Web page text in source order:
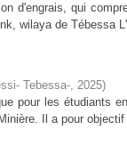
d'engrais, qui
wilaya de Tébessa
Tebessa-, 2025)
pour les étudiants
Il a pour